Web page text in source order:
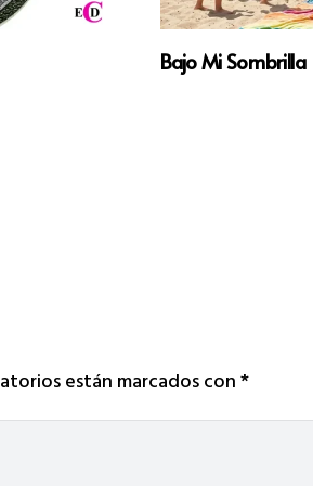
Bajo Mi Sombrilla
están marcados con*